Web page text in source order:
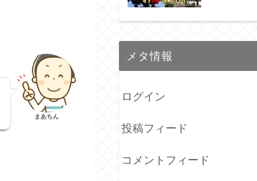
まあちん
メタ情報
ログイン
投稿フィード
コメントフィード